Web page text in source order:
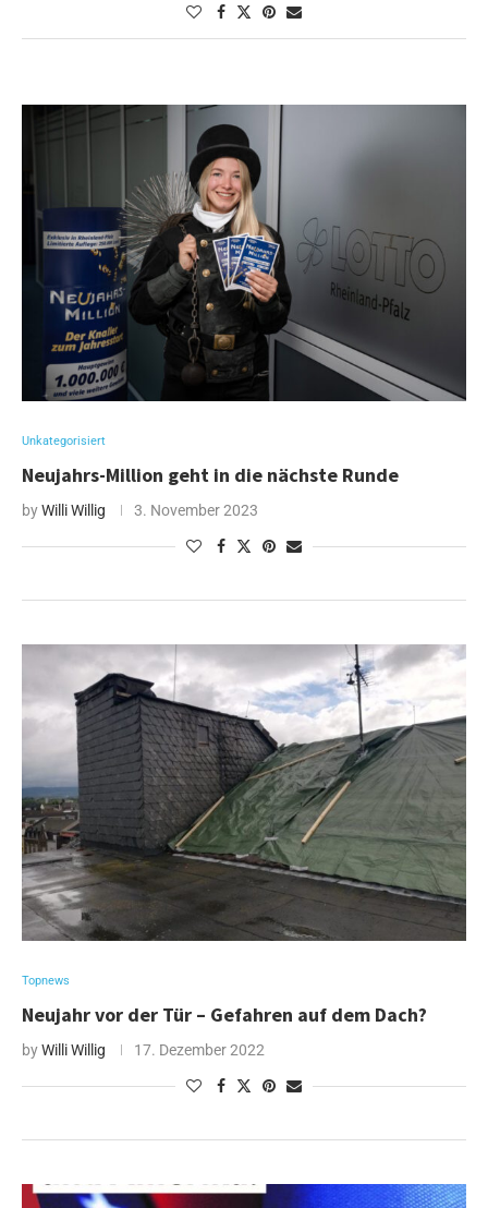
Unkategorisiert
Neujahrs-Million geht in die nächste Runde
byWilli Willig 3. November 2023
Topnews
Neujahr vor der Tür – Gefahren auf dem Dach?
byWilli Willig 17. Dezember 2022